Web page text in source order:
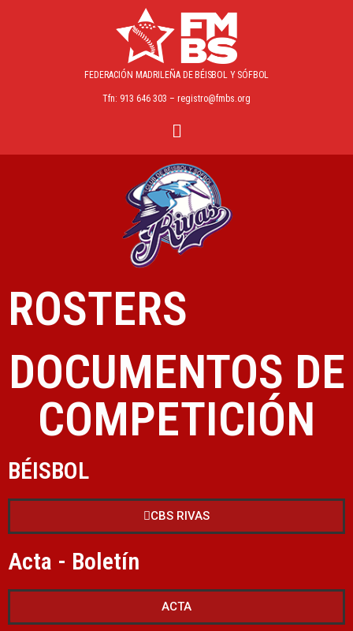
FEDERACIÓN MADRILEÑA DE BÉISBOL Y SÓFBOL
Tfn: 913 646 303 – registro@fmbs.org
ROSTERS
DOCUMENTOS DE
COMPETICIÓN
BÉISBOL
CBS RIVAS
Acta - Boletín
ACTA